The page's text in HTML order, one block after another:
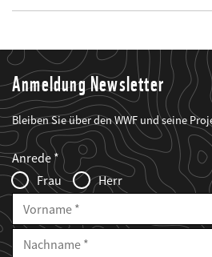
Anmeldung Newsletter
Bleiben Sie über den WWF und seine
Web2Case
Infofelder
Fieldset
anrede_name
Anrede
Frau
Herr
Vorname
Nachname